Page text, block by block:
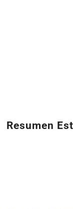
Resumen